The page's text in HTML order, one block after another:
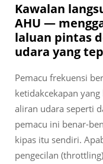
Kawalan
AHU —
laluan pintas
udara yang
Pemacu frekuensi
ketidakcekapan
aliran udara seperti
pemacu ini benar-
kipas itu sendiri.
pengecilan